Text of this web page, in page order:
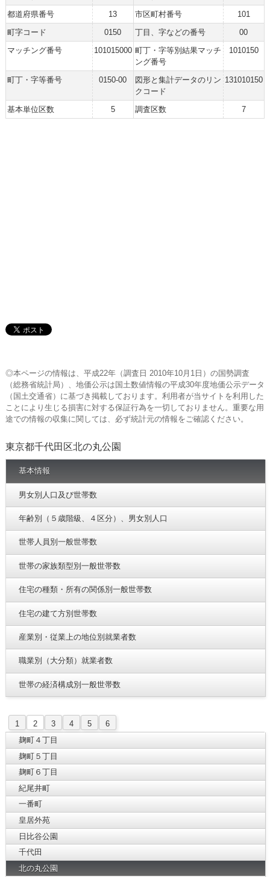
都道府県番号
13 市区町村番号
101
町字コード
0150 丁目、字などの番号
00
マッチング番号
101015000 町丁・字等別結果マッチ
ング番号
1010150
町丁・字等番号 0150-00
図形と集計データのリン
クコード
131010150
基本単位区数 5 調査区数 7
◎本ページの情報は、平成22年（調査日 2010年10月1日）の国勢調査
（総務省統計局）、地価公示は国土数値情報の平成30年度地価公示データ
（国土交通省）に基づき掲載しております。利用者が当サイトを利用した
ことにより生じる損害に対する保証行為を一切しておりません。重要な用
途での情報の収集に関しては、必ず統計元の情報をご確認ください。
東京都千代田区北の丸公園
基本情報
男女別人口及び世帯数
年齢別（５歳階級、４区分）、男女別人口
世帯人員別一般世帯数
世帯の家族類型別一般世帯数
住宅の種類・所有の関係別一般世帯数
住宅の建て方別世帯数
産業別・従業上の地位別就業者数
職業別（大分類）就業者数
世帯の経済構成別一般世帯数
1 2 3 4 5
6
麹町４丁目
麹町５丁目
麹町６丁目
紀尾井町
一番町
皇居外苑
日比谷公園
千代田
北の丸公園